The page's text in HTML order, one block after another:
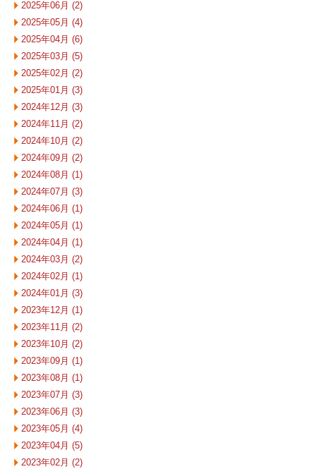
2025年06月 (2)
2025年05月 (4)
2025年04月 (6)
2025年03月 (5)
2025年02月 (2)
2025年01月 (3)
2024年12月 (3)
2024年11月 (2)
2024年10月 (2)
2024年09月 (2)
2024年08月 (1)
2024年07月 (3)
2024年06月 (1)
2024年05月 (1)
2024年04月 (1)
2024年03月 (2)
2024年02月 (1)
2024年01月 (3)
2023年12月 (1)
2023年11月 (2)
2023年10月 (2)
2023年09月 (1)
2023年08月 (1)
2023年07月 (3)
2023年06月 (3)
2023年05月 (4)
2023年04月 (5)
2023年02月 (2)